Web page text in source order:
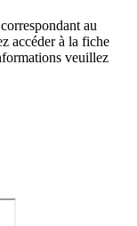
au
accéder à la fiche
veuillez